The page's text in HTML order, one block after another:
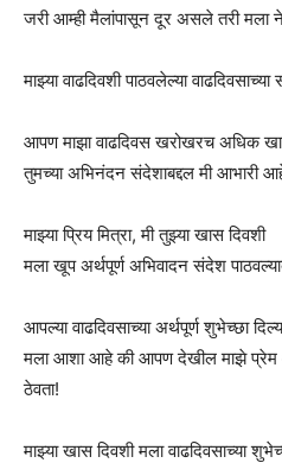
जरी आम्ही मैलांपासून दूर असले तरी मला
माझ्या वाढदिवशी पाठवलेल्या
आपण माझा वाढदिवस खरोखरच अधिक
तुमच्या अभिनंदन संदेशाबद्दल मी आभारी
माझ्या प्रिय मित्रा, मी तुझ्या खास दिवशी
मला खूप अर्थपूर्ण अभिवादन संदेश
आपल्या वाढदिवसाच्या अर्थपूर्ण शुभेच्छा
मला आशा आहे की आपण देखील माझे प्रेम
ठेवता!
माझ्या खास दिवशी मला वाढदिवसाच्या